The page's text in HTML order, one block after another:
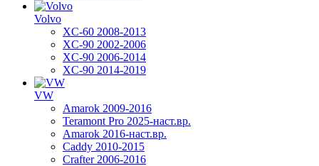
Volvo
XC-60 2008-2013
XC-90 2002-2006
XC-90 2006-2014
XC-90 2014-2019
VW
Amarok 2009-2016
Teramont Pro 2025-наст.вр.
Amarok 2016-наст.вр.
Caddy 2010-2015
Crafter 2006-2016